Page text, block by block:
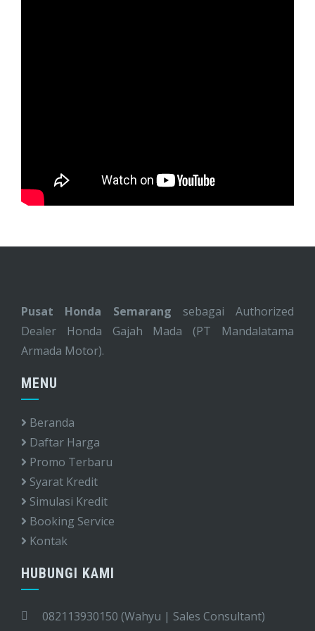
Pusat Honda Semarang sebagai Authorized
Dealer Honda Gajah Mada (PT Mandalatama
Armada Motor).
MENU
Beranda
Daftar Harga
Promo Terbaru
Syarat Kredit
Simulasi Kredit
Booking Service
Kontak
HUBUNGI KAMI
082113930150 (Wahyu | Sales Consultant)